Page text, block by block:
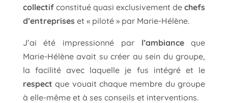
collectifconstitué quasi exclusivement dechefs
d’entreprises et « piloté » par Marie-Hélène.
J’ai été impressionné par l’ambianceque
Marie-Hélène avait su créer au sein du groupe,
la facilité avec laquelle je fus intégré et le
respect que vouait chaque membre du groupe
à elle-même et à ses conseils et interventions.